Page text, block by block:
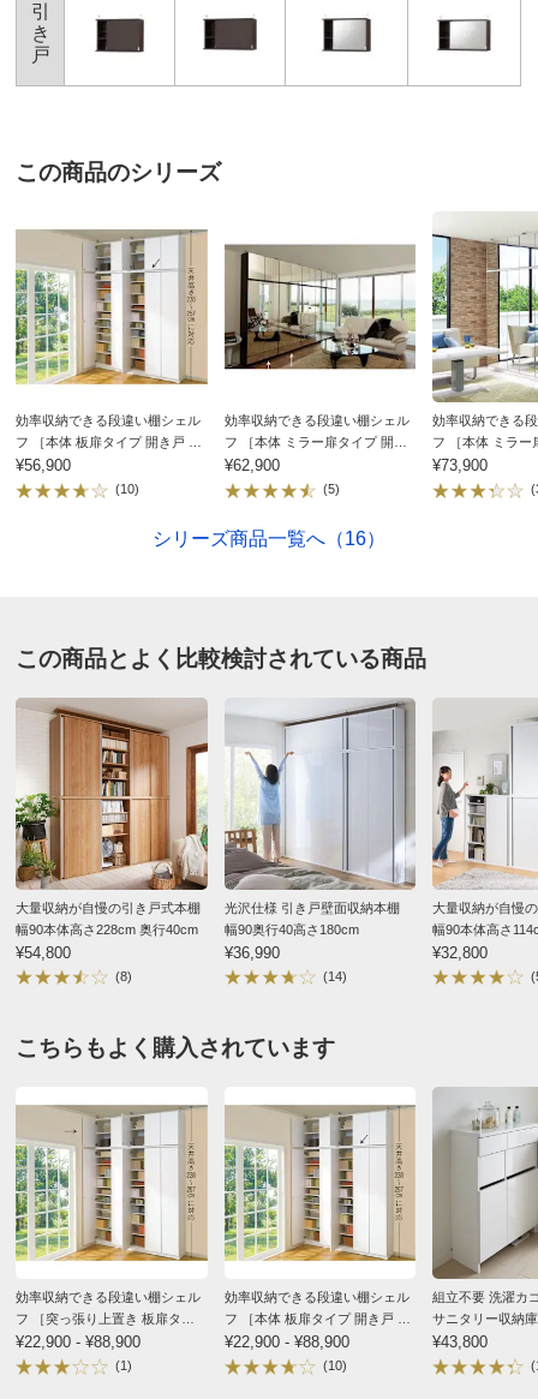
商品の特徴
品です。
引
き
戸
この商品のシリーズ
効率収納できる段違い棚シェル
フ ［本体 板扉タイプ 開き戸 幅
90cm］ 奥行32.5cm 高さ180cm
¥56,900
(10)
効率収納できる段違い棚シェル
フ ［本体 ミラー扉タイプ 開き
戸 幅75.5cm］ 奥行32.5cm 高さ
180cm
¥62,900
(5)
効率収納できる
フ ［本体 ミラー
戸 幅90cm］ 奥
180cm
¥73,900
シリーズ商品一覧へ（16）
この商品とよく比較検討されている商品
大量収納が自慢の引き戸式本棚
幅90本体高さ228cm 奥行40cm
¥54,800
(8)
光沢仕様 引き戸壁面収納本棚
幅90奥行40高さ180cm
¥36,990
(14)
大量収納が自慢
幅90本体高さ
¥32,800
こちらもよく購入されています
効率収納できる段違い棚シェル
フ ［突っ張り上置き 板扉タイ
プ 開き戸 幅75.5cm］ 上置き高
さ54.5cm
¥22,900 - ¥88,900
(1)
効率収納できる段違い棚シェル
フ ［本体 板扉タイプ 開き戸 幅
90cm］ 奥行32.5cm 高さ180cm
¥22,900 - ¥88,900
(10)
組立不要 洗濯カ
サニタリー収納
幅73cm
¥43,800